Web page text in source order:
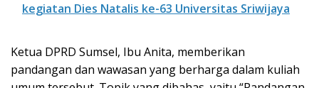
kegiatan Dies Natalis ke-63 Universitas Sriwijaya
Ketua DPRD Sumsel, Ibu Anita, memberikan
pandangan dan wawasan yang berharga dalam kuliah